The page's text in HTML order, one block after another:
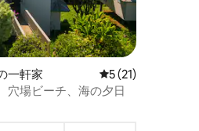
星の平均評価
一軒家 レビュー21件、5
5 (21)
穴場ビーチ、海の夕日